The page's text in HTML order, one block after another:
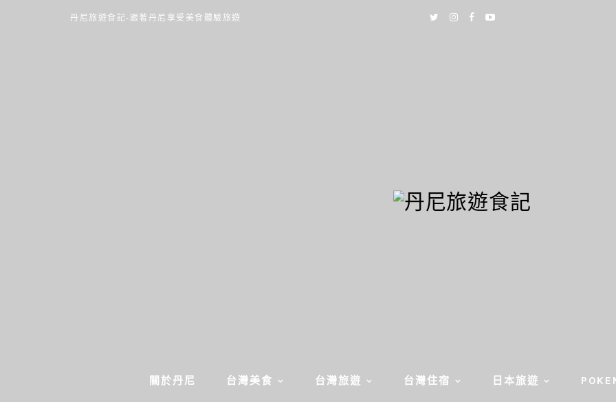
丹尼旅遊食記-跟著丹尼享受美食體驗旅遊
關於丹尼 台灣美食 台灣旅遊 台灣住宿 日本旅遊